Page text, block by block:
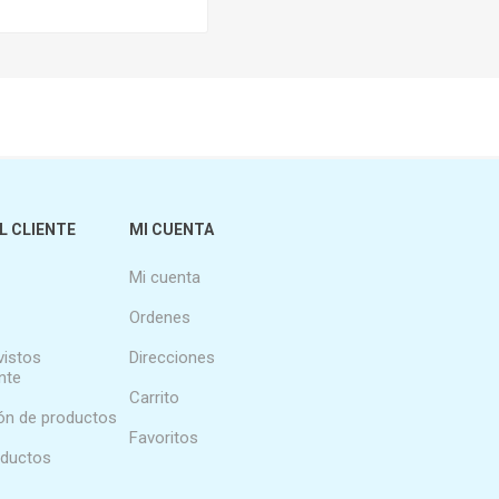
CLIENTE
de productos
MI CUENTA
Mi cuenta
Ordenes
Direcciones
Carrito
Favoritos